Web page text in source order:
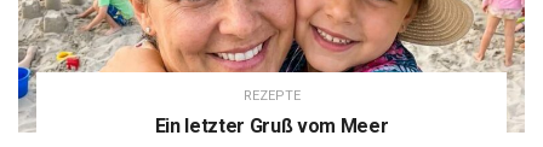
REZEPTE
Ein letzter Gruß vom Meer